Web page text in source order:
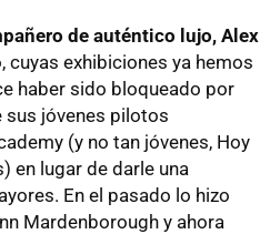
de auténtico lujo, Alex
cuyas exhibiciones ya hemos
haber sido bloqueado por
jóvenes pilotos
(y no tan jóvenes, Hoy
en lugar de darle una
En el pasado lo hizo
Mardenborough y ahora